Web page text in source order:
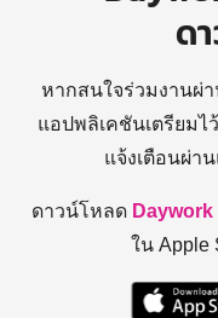
ด
หากสนใจร่วมงานผ่
แอปพลิเคชันเตรียมไ
แจ้งเตือนผ่า
ดาวน์โหลด Daywork
ใน Apple